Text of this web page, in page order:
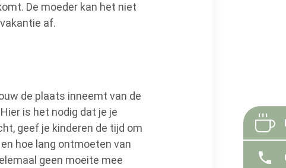
De moeder kan het niet
af.
de plaats inneemt van de
is het nodig dat je je
geef je kinderen de tijd om
hoe lang ontmoeten van
geen moeite mee